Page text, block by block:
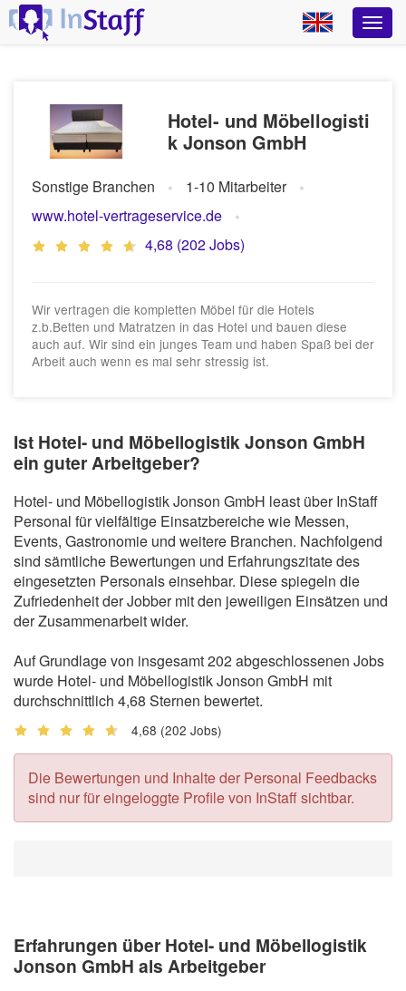
Hotel- und Möbellogisti
k Jonson GmbH
Sonstige Branchen
1-10 Mitarbeiter
www.hotel-vertrageservice.de
4,68 (202 Jobs)
Wir vertragen die kompletten Möbel für die Hotels
z.b.Betten und Matratzen in das Hotel und bauen diese
auch auf. Wir sind ein junges Team und haben Spaß bei der
Arbeit auch wenn es mal sehr stressig ist.
Ist Hotel- und Möbellogistik Jonson GmbH
ein guter Arbeitgeber?
Hotel- und Möbellogistik Jonson GmbH least über InStaff
Personal für vielfältige Einsatzbereiche wie Messen,
Events, Gastronomie und weitere Branchen. Nachfolgend
sind sämtliche Bewertungen und Erfahrungszitate des
eingesetzten Personals einsehbar. Diese spiegeln die
Zufriedenheit der Jobber mit den jeweiligen Einsätzen und
der Zusammenarbeit wider.
Auf Grundlage von insgesamt 202 abgeschlossenen Jobs
wurde Hotel- und Möbellogistik Jonson GmbH mit
durchschnittlich 4,68 Sternen bewertet.
4,68 (202 Jobs)
Die Bewertungen und Inhalte der Personal Feedbacks
sind nur für eingeloggte Profile von InStaff sichtbar.
Erfahrungen über Hotel- und Möbellogistik
Jonson GmbH als Arbeitgeber